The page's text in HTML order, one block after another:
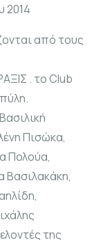
2014
από τους
. το Club
Πισώκα,
Πολούα,
Βασιλακάκη,
της